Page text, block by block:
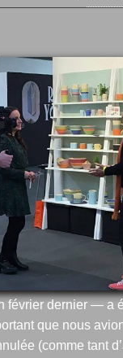
dernier — a
que nous
(comme tant